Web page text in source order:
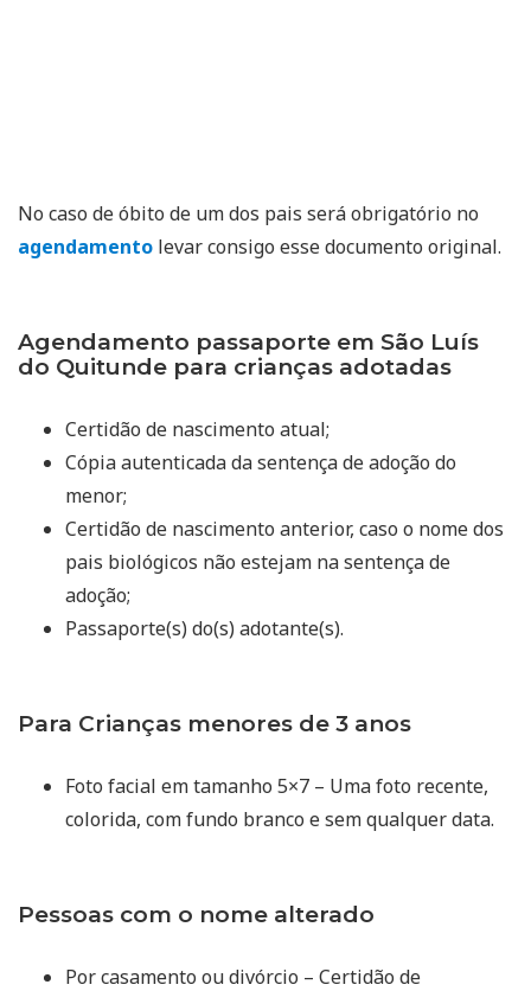
No caso de óbito de um dos pais será obrigatório no
agendamento levar consigo esse documento original.
Agendamento passaporte em São Luís
do Quitunde para crianças adotadas
Certidão de nascimento atual;
Cópia autenticada da sentença de adoção do
menor;
Certidão de nascimento anterior, caso o nome dos
pais biológicos não estejam na sentença de
adoção;
Passaporte(s) do(s) adotante(s).
Para Crianças menores de 3 anos
Foto facial em tamanho 5×7 – Uma foto recente,
colorida, com fundo branco e sem qualquer data.
Pessoas com o nome alterado
Por casamento ou divórcio – Certidão de